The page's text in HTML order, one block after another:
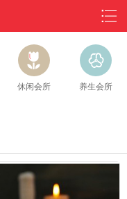
休闲会所 养生会所